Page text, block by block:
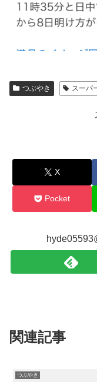
つぶやき スーパ
X
Pocket
関連記事
つぶやき